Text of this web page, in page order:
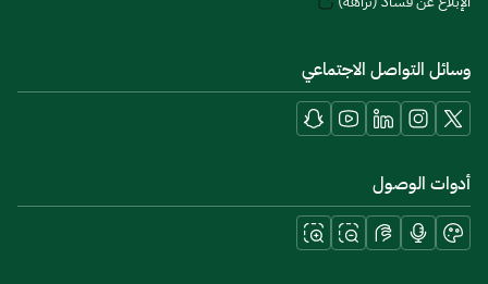
وسائل التواصل الاجتماعي
أدوات الوصول